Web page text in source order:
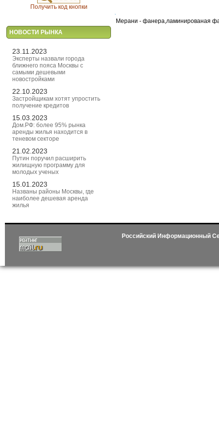
Получить код кнопки
НОВОСТИ РЫНКА
23.11.2023
Эксперты назвали города
ближнего пояса Москвы с
самыми дешевыми
новостройками
22.10.2023
Застройщикам хотят упростить
получение кредитов
15.03.2023
Дом.РФ: более 95% рынка
аренды жилья находится в
теневом секторе
21.02.2023
Путин поручил расширить
жилищную программу для
молодых ученых
15.01.2023
Названы районы Москвы, где
наиболее дешевая аренда
жилья
Мерани - фанера,ламинированая
Российский Информационный